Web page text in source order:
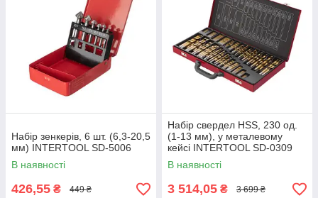
Набір зенкерів, 6 шт. (6,3-20,5
мм) INTERTOOL SD-5006
В наявності
426,55 ₴ 449 ₴
Набір свердел HSS, 230 од.
(1-13 мм), у металевому
кейсі INTERTOOL SD-0309
В наявності
3 514,05 ₴ 3 699 ₴